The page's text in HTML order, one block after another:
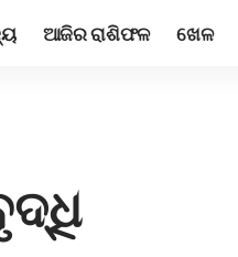
ଆଜିର ରାଶିଫଳ ଖେଳ